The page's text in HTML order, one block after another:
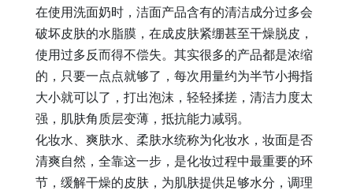
丸剂加工
在使用洗面奶时，洁面产品含有的清洁成分过多会
破坏皮肤的水脂膜，在成皮肤紧绷甚至干燥脱皮，
使用过多反而得不偿失。其实很多的产品都是浓缩
的，只要一点点就够了，每次用量约为半节小拇指
大小就可以了，打出泡沫，轻轻揉搓，清洁力度太
强，肌肤角质层变薄，抵抗能力减弱。
化妆水、爽肤水、柔肤水统称为化妆水，妆面是否
清爽自然，全靠这一步，是化妆过程中最重要的环
节，缓解干燥的皮肤，为肌肤提供足够水分，调理